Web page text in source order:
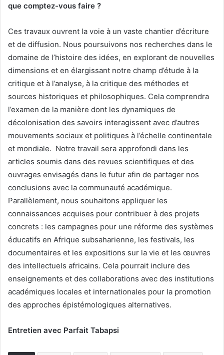
que comptez-vous faire ?
Ces travaux ouvrent la voie à un vaste chantier d’écriture
et de diffusion. Nous poursuivons nos recherches dans le
domaine de l’histoire des idées, en explorant de nouvelles
dimensions et en élargissant notre champ d’étude à la
critique et à l’analyse, à la critique des méthodes et
sources historiques et philosophiques. Cela comprendra
l’examen de la manière dont les dynamiques de
décolonisation des savoirs interagissent avec d’autres
mouvements sociaux et politiques à l’échelle continentale
et mondiale. Notre travail sera approfondi dans les
articles soumis dans des revues scientifiques et des
ouvrages envisagés dans le futur afin de partager nos
conclusions avec la communauté académique.
Parallèlement, nous souhaitons appliquer les
connaissances acquises pour contribuer à des projets
concrets : les campagnes pour une réforme des systèmes
éducatifs en Afrique subsaharienne, les festivals, les
documentaires et les expositions sur la vie et les œuvres
des intellectuels africains. Cela pourrait inclure des
enseignements et des collaborations avec des institutions
académiques locales et internationales pour la promotion
des approches épistémologiques alternatives.
Entretien avec Parfait Tabapsi